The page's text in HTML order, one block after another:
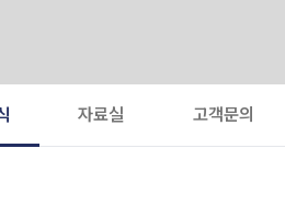
자료실 고객문의